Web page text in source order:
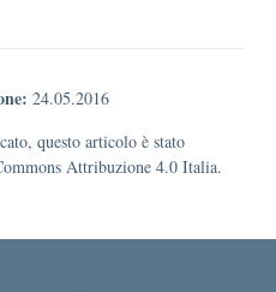
24.05.2016
questo articolo è stato
Attribuzione 4.0 Italia.